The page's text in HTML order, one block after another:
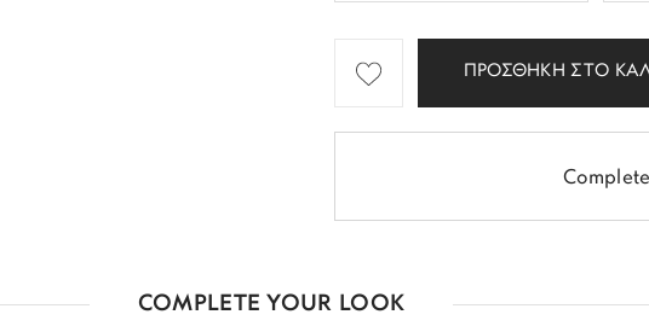
ΠΡΟΣΘΗΚΗ ΣΤΟ
COMPLETE YOUR LOOK